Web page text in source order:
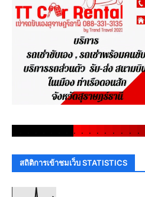
. . . . . . . . .
สถิติการเข้าชมเว็บ STATISTICS